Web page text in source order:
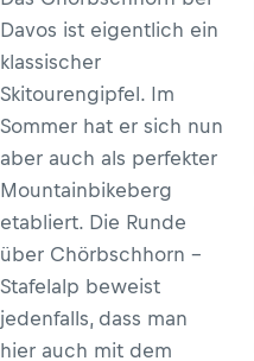
Davos ist eigentlich ein
klassischer
Skitourengipfel. Im
Sommer hat er sich nun
aber auch als perfekter
Mountainbikeberg
etabliert. Die Runde
über Chörbschhorn -
Stafelalp beweist
jedenfalls, dass man
hier auch mit dem